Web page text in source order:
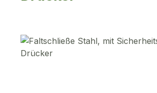
Bildergalerie überspringen